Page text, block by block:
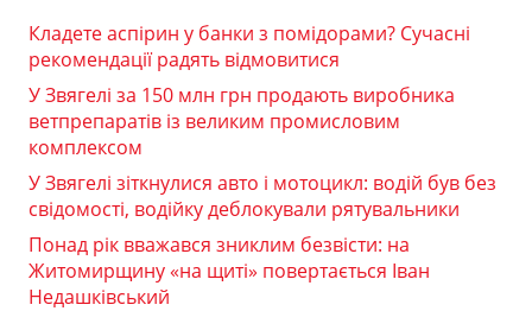
Кладете аспірин у банки з помідорами? Сучасні
рекомендації радять відмовитися
У Звягелі за 150 млн грн продають виробника
ветпрепаратів із великим промисловим
комплексом
У Звягелі зіткнулися авто і мотоцикл: водій був без
свідомості, водійку деблокували рятувальники
Понад рік вважався зниклим безвісти: на
Житомирщину «на щиті» повертається Іван
Недашківський